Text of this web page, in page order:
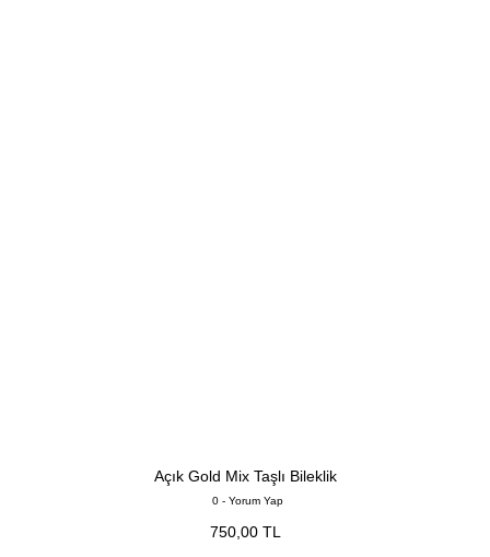
Açık Gold Mix Taşlı Bileklik
0 - Yorum Yap
750,00 TL